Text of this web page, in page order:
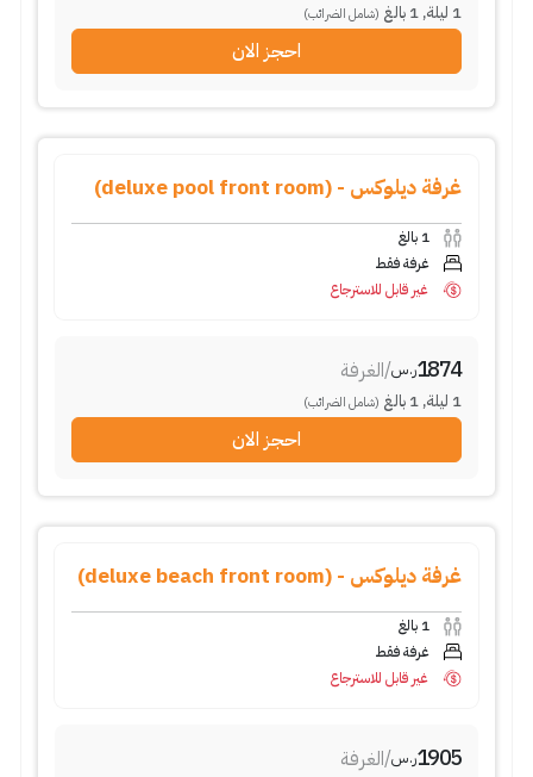
1 ليلة,
1 بالغ (شامل الضرائب)
احجز الان
غرفة ديلوكس - (deluxe pool front room)
1 بالغ
غرفة فقط
غير قابل للاسترجاع
1874ر.س/الغرفة
1 ليلة,
1 بالغ (شامل الضرائب)
احجز الان
غرفة ديلوكس - (deluxe beach front room)
1 بالغ
غرفة فقط
غير قابل للاسترجاع
1905ر.س/الغرفة